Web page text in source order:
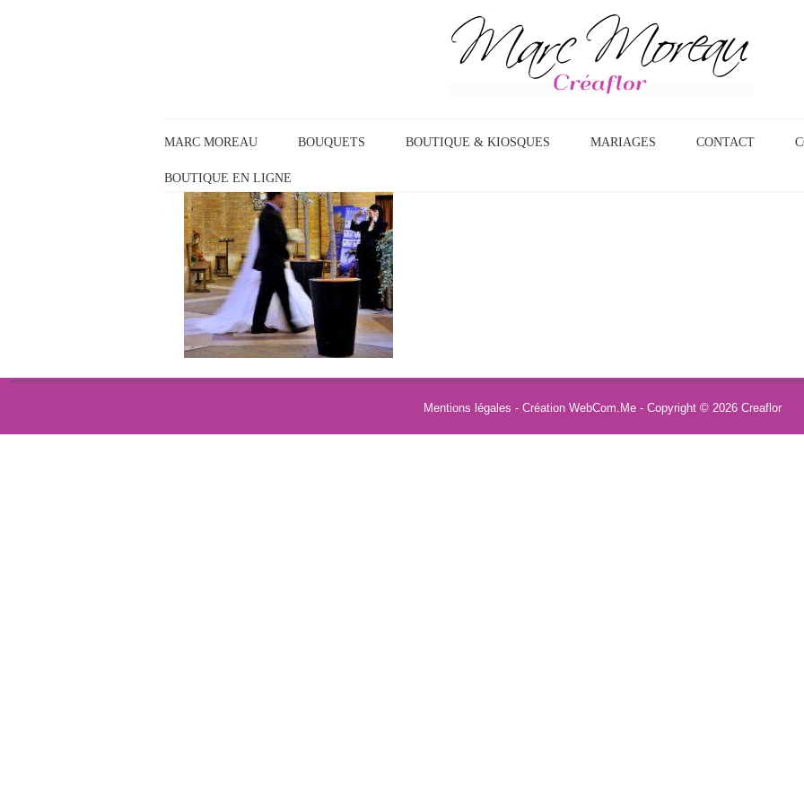
MARC MOREAU BOUQUETS BOUTIQUE & KIOSQUES MARIAGES CONTACT
BOUTIQUE EN LIGNE
Mentions légales - Création WebCom.Me - Copyright © 2026Creaflor